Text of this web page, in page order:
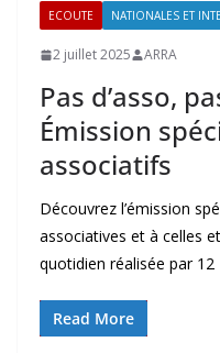
ECOUTE NATIONALES ET
2 juillet 2025 ARRA
Pas d’asso,
Émission
associatifs
Découvrez l’émission
associatives et à celles
quotidien réalisée par 12
Read More